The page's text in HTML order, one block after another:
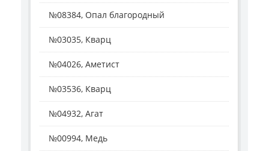
№08384, Опал благородный
№03035, Кварц
№04026, Аметист
№03536, Кварц
№04932, Агат
№00994, Медь